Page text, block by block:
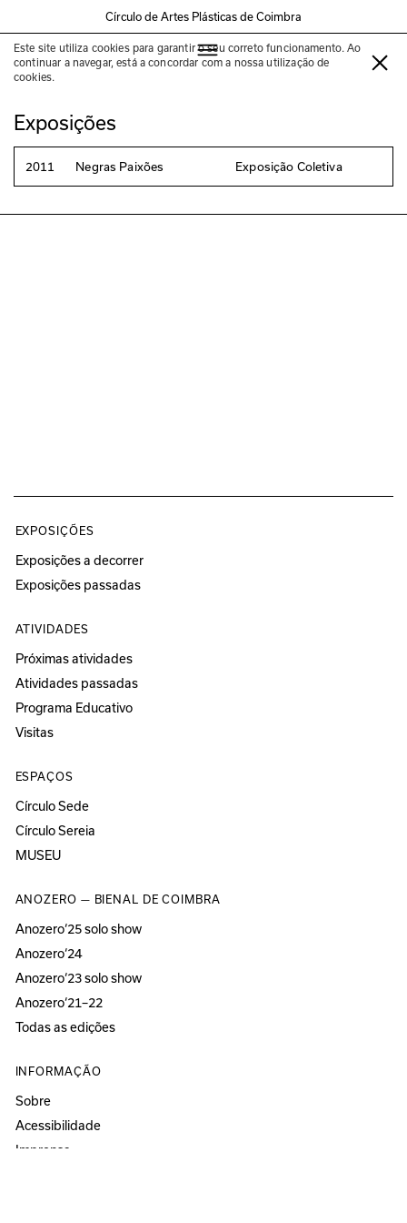
Círculo de Artes Plásticas de Coimbra
Este site utiliza cookies para garantir o seu correto funcionamento. Ao
continuar a navegar, está a concordar com a nossa utilização de
cookies.
Helena Almeida
Exposições
2011 Negras Paixões Exposição Coletiva
EXPOSIÇÕES
Exposições a decorrer
Exposições passadas
ATIVIDADES
Próximas atividades
Atividades passadas
Programa Educativo
Visitas
ESPAÇOS
Círculo Sede
Círculo Sereia
MUSEU
ANOZERO — BIENAL DE COIMBRA
Anozero‘25 solo show
Anozero‘24
Anozero‘23 solo show
Anozero‘21–22
Todas as edições
INFORMAÇÃO
Sobre
Acessibilidade
Imprensa